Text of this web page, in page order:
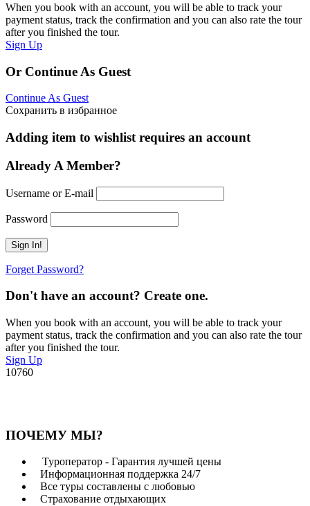
When you book with an account, you will be able to track your
payment status, track the confirmation and you can also rate the tour
after you finished the tour.
Sign Up
Or Continue As Guest
Continue As Guest
Сохранить в избранное
Adding item to wishlist requires an account
Already A Member?
Username or E-mail
Password
Forget Password?
Don't have an account? Create one.
When you book with an account, you will be able to track your
payment status, track the confirmation and you can also rate the tour
after you finished the tour.
Sign Up
10760
ПОЧЕМУ МЫ?
Туроператор - Гарантия лучшей цены
Информационная поддержка 24/7
Все туры составлены с любовью
Страхование отдыхающих